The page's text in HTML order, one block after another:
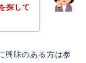
探して
興味のある方は参